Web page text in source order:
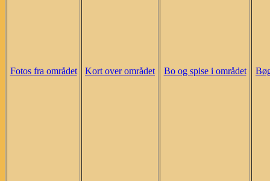
Fotos fra området Kort over området Bo og spise i området